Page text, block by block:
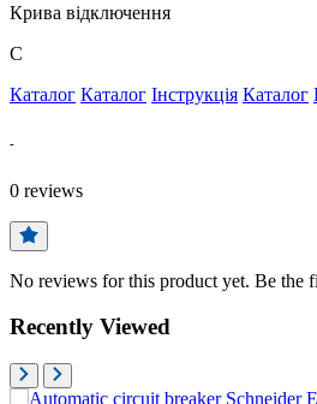
Крива відключення
C
Каталог Каталог Інструкція Каталог
-
0 reviews
No reviews for this product yet. Be the
Recently Viewed